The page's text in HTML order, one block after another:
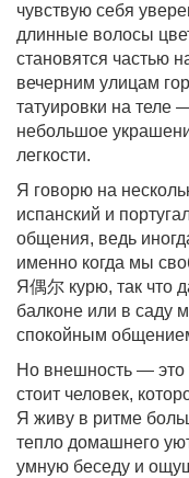
чувствую себя
длинные волосы
становятся частью
вечерним улицам
татуировки на теле
небольшое
легкости.
Я говорю на
испанский и
общения, ведь
именно когда мы
Я偶尔 курю, так что
балконе или в саду
спокойным
Но внешность — это
стоит человек,
Я живу в ритме
тепло домашнего
умную беседу и